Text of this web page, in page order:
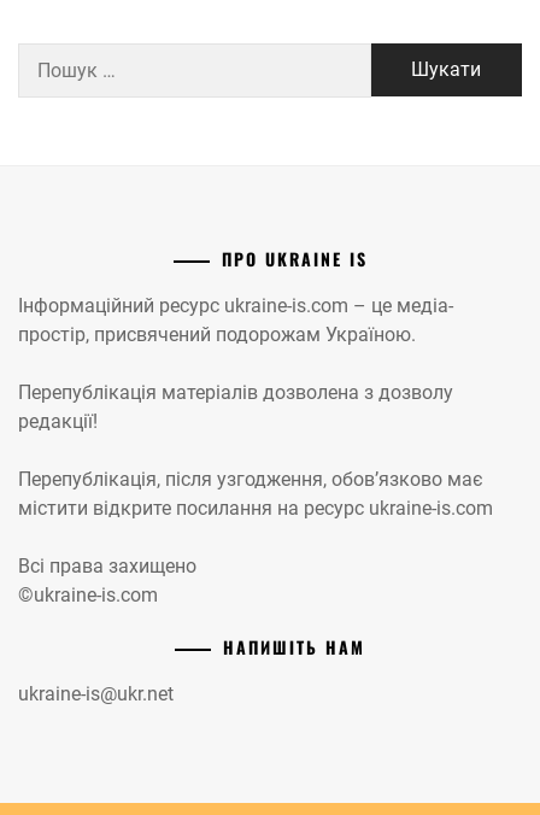
ПРО UKRAINE IS
Інформаційний ресурс ukraine-is.com – це медіа-
простір, присвячений подорожам Україною.
Перепублікація матеріалів дозволена з дозволу
редакції!
Перепублікація, після узгодження, обов’язково має
містити відкрите посилання на ресурс ukraine-is.com
Всі права захищено
©ukraine-is.com
НАПИШІТЬ НАМ
ukraine-is@ukr.net